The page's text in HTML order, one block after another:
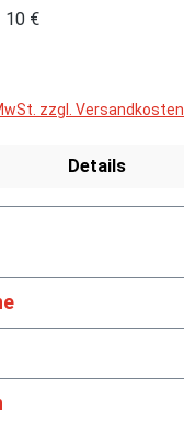
10 €
zzgl. Versandkosten
Details